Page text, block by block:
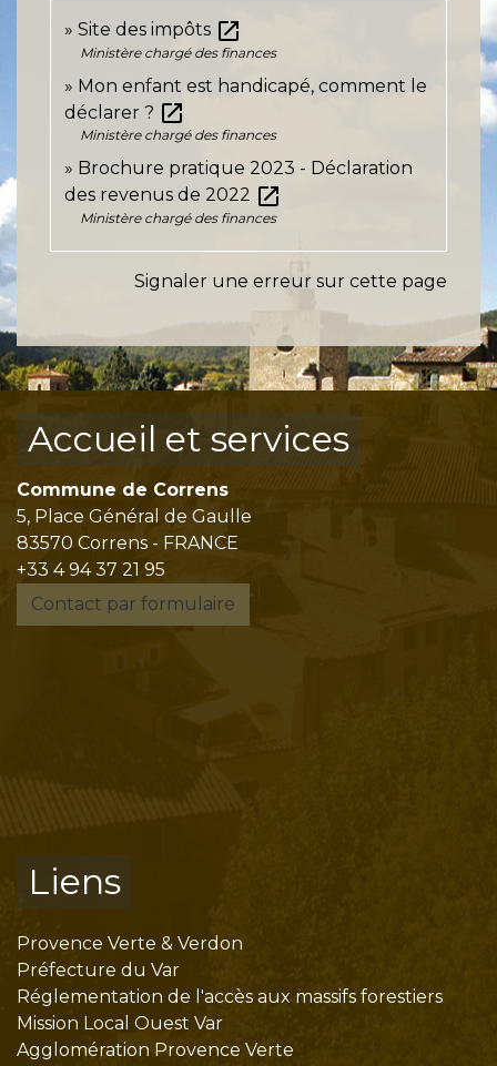
Site des impôts open_in_new
Ministère chargé des finances
Mon enfant est handicapé, comment le
déclarer ? open_in_new
Ministère chargé des finances
Brochure pratique 2023 - Déclaration
des revenus de 2022 open_in_new
Ministère chargé des finances
Signaler une erreur sur cette page
Accueil et services
Commune de Correns
5, Place Général de Gaulle
83570 Correns - FRANCE
+33 4 94 37 21 95
Contact par formulaire
Liens
Provence Verte & Verdon
Préfecture du Var
Réglementation de l'accès aux massifs forestiers
Mission Local Ouest Var
Agglomération Provence Verte